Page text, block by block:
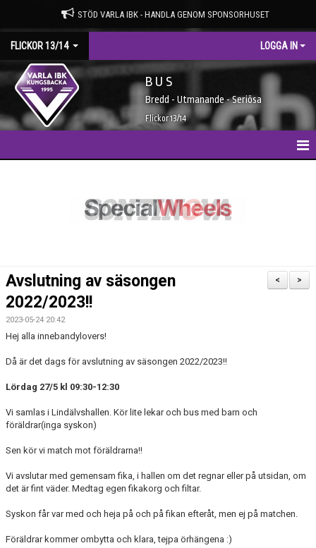
STÖD VARLA IBK - HANDLA GENOM SPONSORHUSET
FLICKOR 13/14 LOGGA IN
B U S
Bredd - Utmanande - Seriösa
Flickor 13/14
TRUPPEN
BILDGALLERI
DOKUMENT
KONTAKT
>
<
Avslutning av säsongen
2022/2023!!
2023-05-24 20:42
Hej alla innebandylovers!
Då är det dags för avslutning av säsongen 2022/2023!!
Lördag 27/5 kl 09:30-12:30
Vi samlas i Lindälvshallen. Kör lite lekar och bus med barn och
föräldrar(inga syskon)
Sen kör vi match mot föräldrarna!!
Vi avslutar med gemensam fika, i hallen om det regnar eller på utsidan, om
det är fint väder. Medtag egen fikakorg och filtar.
Syskon får var med och heja på och på fikan efteråt, men ej på matchen.
Föräldrar kommer ombytta och klara, tejpa örhängena :)